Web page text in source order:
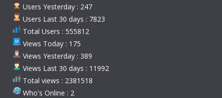
Users Yesterday : 247
Users Last 30 days : 7823
Total Users : 555812
Views Today : 175
Views Yesterday : 389
Views Last 30 days : 11992
Total views : 2381518
Who's Online : 2